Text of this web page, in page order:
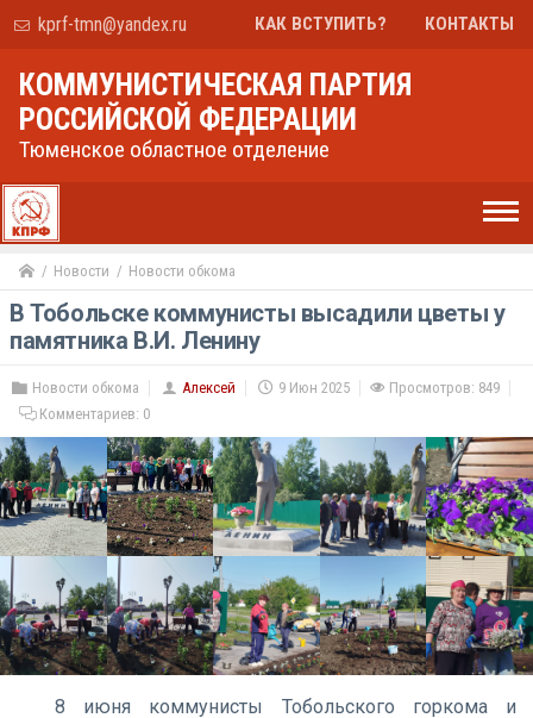
kprf-tmn@yandex.ru КАК ВСТУПИТЬ? КОНТАКТЫ
КОММУНИСТИЧЕСКАЯ ПАРТИЯ
РОССИЙСКОЙ ФЕДЕРАЦИИ
Тюменское областное отделение
Новости Новости обкома
В Тобольске коммунисты высадили цветы у
памятника В.И. Ленину
Новости обкома Алексей 9 Июн 2025
Просмотров: 849
Комментариев: 0
8 июня коммунисты Тобольского горкома и